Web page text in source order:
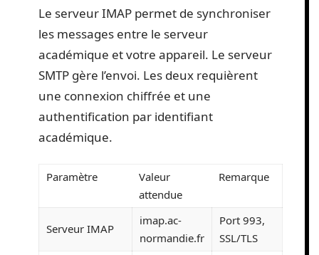
Le serveur IMAP permet de synchroniser
les messages entre le serveur
académique et votre appareil. Le serveur
SMTP gère l’envoi. Les deux requièrent
une connexion chiffrée et une
authentification par identifiant
académique.
Paramètre
Valeur
attendue
Remarque
Serveur IMAP
imap.ac-
normandie.fr
Port 993,
SSL/TLS